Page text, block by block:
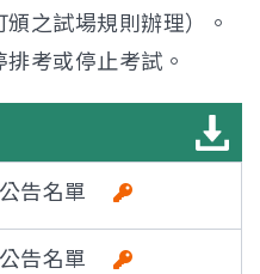
頒之試場規則辦理）。
考或停止考試。
告名單
告名單